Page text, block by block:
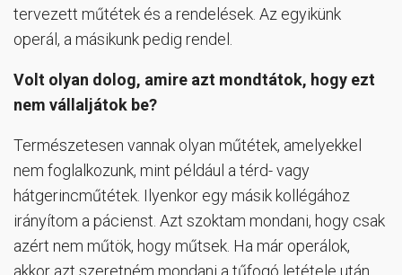
tervezett műtétek és a rendelések. Az egyikünk
operál, a másikunk pedig rendel.
Volt olyan dolog, amire azt mondtátok, hogy ezt
nem vállaljátok be?
Természetesen vannak olyan műtétek, amelyekkel
nem foglalkozunk, mint például a térd- vagy
hátgerincműtétek. Ilyenkor egy másik kollégához
irányítom a pácienst. Azt szoktam mondani, hogy csak
azért nem műtök, hogy műtsek. Ha már operálok,
akkor azt szeretném mondani a tűfogó letétele után,